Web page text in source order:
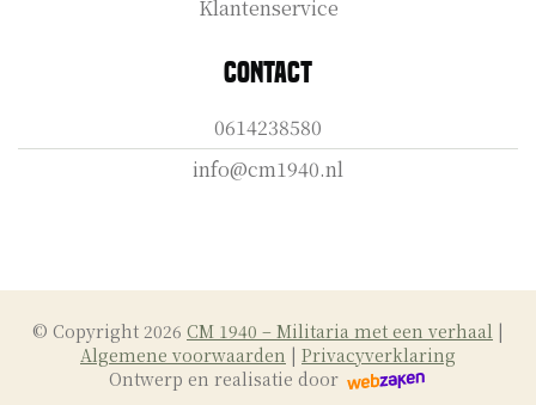
Klantenservice
Contact
0614238580
info@cm1940.nl
© Copyright 2026 CM 1940 – Militaria met een verhaal |
Algemene voorwaarden | Privacyverklaring
Ontwerp en realisatie door